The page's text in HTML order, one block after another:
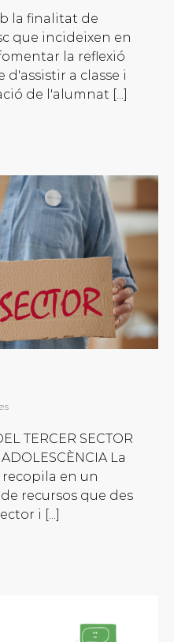
la finalitat de
que incideixen en
la reflexió
d'assistir a classe i
de l'alumnat [...]
TERCER SECTOR
La
recopila en un
recursos que des
i [...]